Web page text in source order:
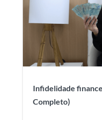
Infidelidade
Completo)